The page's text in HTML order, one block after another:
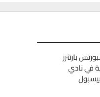
بارتنرز
في نادي